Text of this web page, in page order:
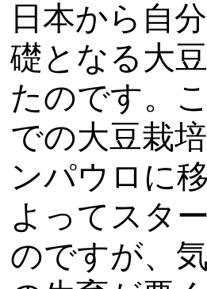
日本から自
礎となる大
たのです。
での大豆栽
ンパウロに
よってスタ
のですが、